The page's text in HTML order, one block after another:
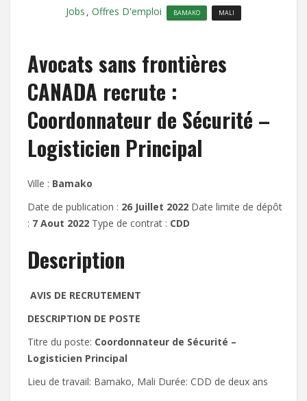
Jobs Offres D'emploi BAMAKO MALI
Avocats sans frontières
CANADA recrute :
Coordonnateur de Sécurité –
Logisticien Principal
Ville : Bamako
Date de publication : 26 Juillet 2022 Date limite de dépôt
: 7 Aout 2022 Type de contrat : CDD
Description
AVIS DE RECRUTEMENT
DESCRIPTION DE POSTE
Titre du poste: Coordonnateur de Sécurité –
Logisticien Principal
Lieu de travail: Bamako, Mali Durée: CDD de deux ans